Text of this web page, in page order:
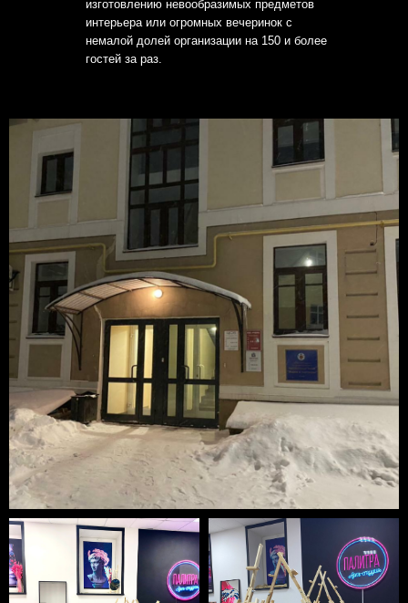
изготовлению невообразимых предметов
интерьера или огромных вечеринок с
немалой долей организации на 150 и более
гостей за раз.